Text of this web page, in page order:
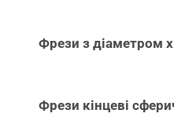
Фрези з діаметром
Фрези кінцеві